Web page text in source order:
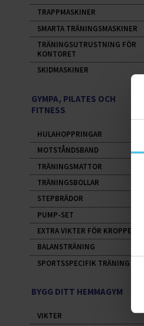
TRAPPMASKINER
SMARTA TRÄNINGSMASKINER
TRÄNINGSUTRUSTNING FÖR
KONTORET
SKIDMASKINER
GYMPA, PILATES OCH
FITNESS
HULAHOPPRINGAR
MOTSTÅNDSBAND
TRÄNINGSMATTOR
TRÄNINGSBOLLAR
STEPBRÄDOR
PUMP-SET
EXTRA VIKTER FÖR KROPPEN
BALANSTRÄNING
SPORTSSPECIFIK TRÄNING
BYGG DITT HEMMAGYM
VIKTER